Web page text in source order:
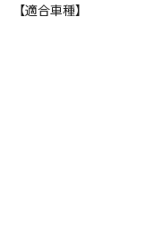
【適合車種】